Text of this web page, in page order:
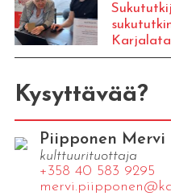
Kysyttävää?
Piipponen Mervi
kulttuurituottaja
+358 40 583 9295